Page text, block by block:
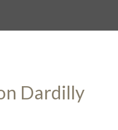
Dardilly